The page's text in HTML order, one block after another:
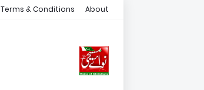
About
Terms & Conditions